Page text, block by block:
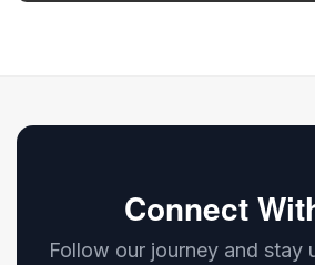
Connect
Follow our journey and stay